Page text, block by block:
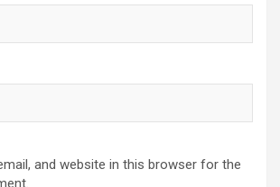
and website in this browser for the